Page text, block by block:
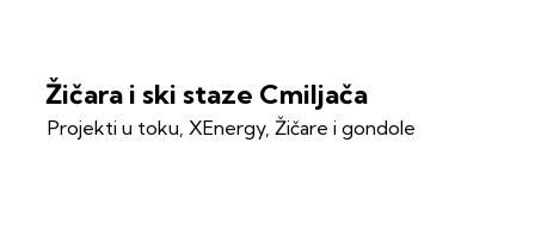
Žičara i ski staze Cmiljača
Projekti u toku, XEnergy, Žičare i gondole